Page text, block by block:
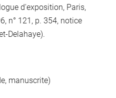
d'exposition, Paris,
n° 121, p. 354, notice
Delahaye).
manuscrite)